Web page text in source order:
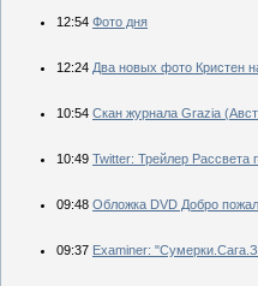
12:54 Фото дня
12:24 Два новых фото Кристен
10:54 Скан журнала Grazia
10:49 Twitter: Трейлер
09:48 Обложка DVD Добро
09:37 Examiner: